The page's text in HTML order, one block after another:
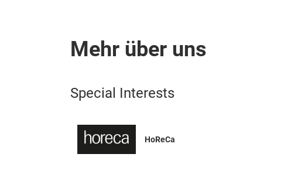
Mehr über uns
Special Interests
HoReCa